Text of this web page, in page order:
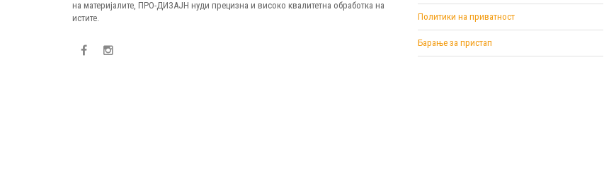
на материјалите, ПРО-ДИЗАЈН нуди прецизна и високо квалитетна обработка на
истите.
Политики на приватност
Барање за пристап